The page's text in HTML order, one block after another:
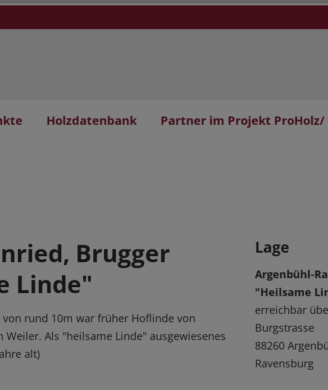
Holzdatenbank Partner im Projekt ProHolz/
Brugger
Linde"
rund 10m war früher Hoflinde von
Als "heilsame Linde" ausgewiesenes
alt)
Lage
Argenbühl-
"Heilsame
erreichbar
Burgstrasse
88260
Ravensburg